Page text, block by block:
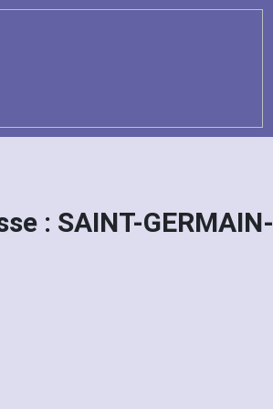
: SAINT-GERMAIN-